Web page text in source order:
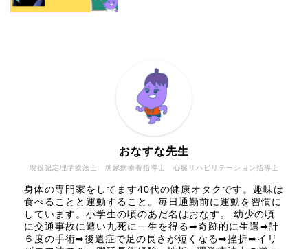
現役認定理学療法士 糖尿病療養指導士 心臓リハビリテーション指導士
おなすな先生
身体の専門家をしてます40代の健康オタクです。趣味は
食べることと運動すること。毎日通勤前に運動を習慣に
しています。小学生の頃のあだ名はおなす。 幼少の頃
に交通事故に遭い九死に一生を得る➡奇跡的に生還➡計
６度の手術➡後遺症で足の長さが短くなる➡挫折➡イリ